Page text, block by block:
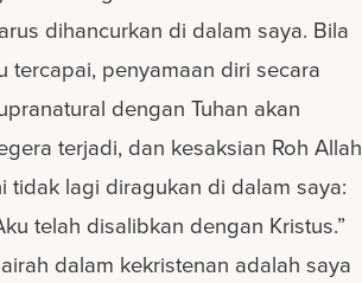
dihancurkan di dalam saya. Bila
tercapai, penyamaan diri secara
dengan Tuhan akan
terjadi, dan kesaksian Roh Allah
tidak lagi diragukan di dalam saya:
telah disalibkan dengan Kristus.”
dalam kekristenan adalah saya